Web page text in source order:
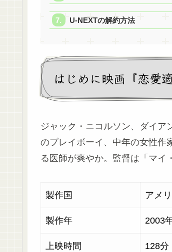
U-NEXTの解約方法
はじめに映画『恋愛
ジャック・ニコルソン、ダイア
のプレイボーイ、中年の女性作
る医師が爽やか。監督は「マイ
製作国 ア
製作年 2003
上映時間 128分